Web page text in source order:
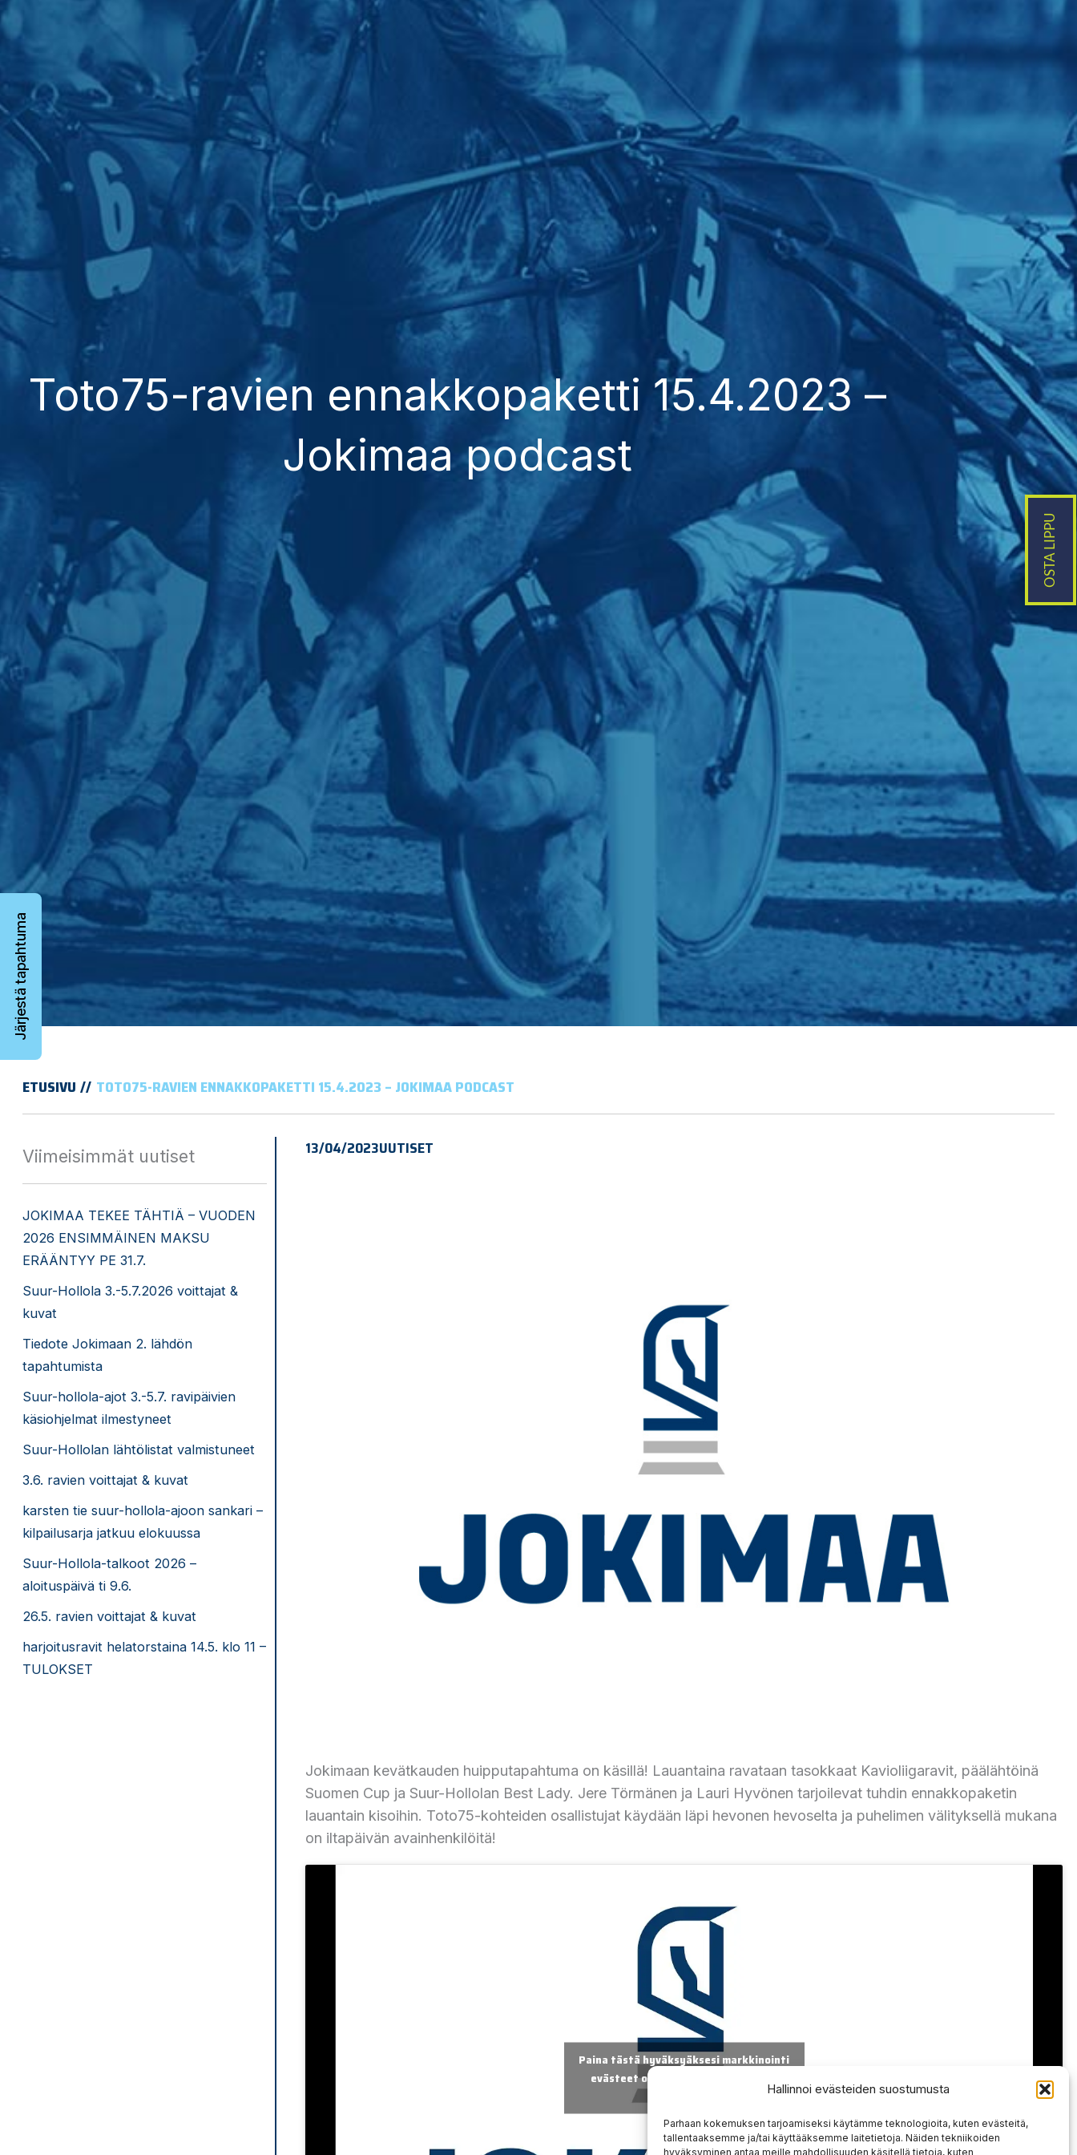
Hallinnoi evästeiden suostumusta
Parhaan kokemuksen tarjoamiseksi käytämme teknologioita, kuten evästeitä,
tallentaaksemme ja/tai käyttääksemme laitetietoja. Näiden tekniikoiden
hyväksyminen antaa meille mahdollisuuden käsitellä tietoja, kuten
Toto75-ravien ennakkopaketti 15.4.2023 –
Jokimaa podcast
ETUSIVU TOTO75-RAVIEN ENNAKKOPAKETTI 15.4.2023 – JOKIMAA PODCAST
Viimeisimmät uutiset
JOKIMAA TEKEE TÄHTIÄ – VUODEN
2026 ENSIMMÄINEN MAKSU
ERÄÄNTYY PE 31.7.
Suur-Hollola 3.-5.7.2026 voittajat &
kuvat
Tiedote Jokimaan 2. lähdön
tapahtumista
Suur-hollola-ajot 3.-5.7. ravipäivien
käsiohjelmat ilmestyneet
Suur-Hollolan lähtölistat valmistuneet
3.6. ravien voittajat & kuvat
karsten tie suur-hollola-ajoon sankari –
kilpailusarja jatkuu elokuussa
Suur-Hollola-talkoot 2026 –
aloituspäivä ti 9.6.
26.5. ravien voittajat & kuvat
harjoitusravit helatorstaina 14.5. klo 11 –
TULOKSET
13/04/2023UUTISET
Jokimaan kevätkauden huipputapahtuma on käsillä! Lauantaina ravataan tasokkaat Kavioliigaravit, päälähtöinä
Suomen Cup ja Suur-Hollolan Best Lady. Jere Törmänen ja Lauri Hyvönen tarjoilevat tuhdin ennakkopaketin
lauantain kisoihin. Toto75-kohteiden osallistujat käydään läpi hevonen hevoselta ja puhelimen välityksellä mukana
on iltapäivän avainhenkilöitä!
Paina tästä hyväksyäksesi markkinointi
evästeet ottaaksesi tämän sisällön
Järjestä tapahtuma